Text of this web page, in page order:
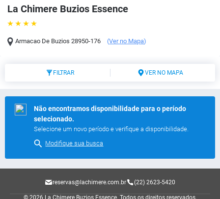
La Chimere Buzios Essence
Armacao De Buzios 28950-176 (Ver no Mapa)
FILTRAR VER NO MAPA
Não encontramos disponibilidade para o período
selecionado.
Selecione um novo período e verifique a disponibilidade.
Modifique sua busca
reservas@lachimere.com.br (22) 2623-5420
© 2026 La Chimere Buzios Essence. Todos os direitos reservados.